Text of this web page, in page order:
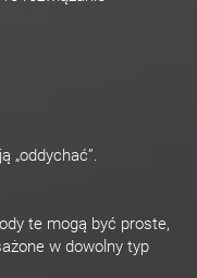
„oddychać”.
te mogą być proste,
w dowolny typ